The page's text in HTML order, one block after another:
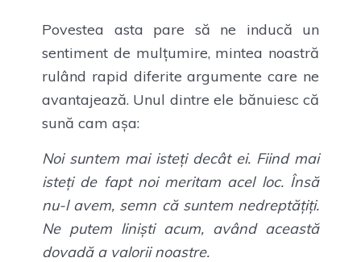
Povestea asta pare să ne inducă un
sentiment de mulțumire, mintea noastră
rulând rapid diferite argumente care ne
avantajează. Unul dintre ele bănuiesc că
sună cam așa:
Noi suntem mai isteți decât ei. Fiind mai
isteți de fapt noi meritam acel loc. Însă
nu-l avem, semn că suntem nedreptățiți.
Ne putem liniști acum, având această
dovadă a valorii noastre.